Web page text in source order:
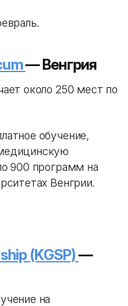
— Венгрия
около 250 мест по
обучение,
900 программ на
Венгрии.
(KGSP)—
на